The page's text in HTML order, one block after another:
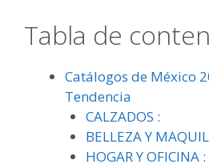
Tabla de
Catálogos de México
Tendencia
CALZADOS :
BELLEZA Y
HOGAR Y OFICINA :